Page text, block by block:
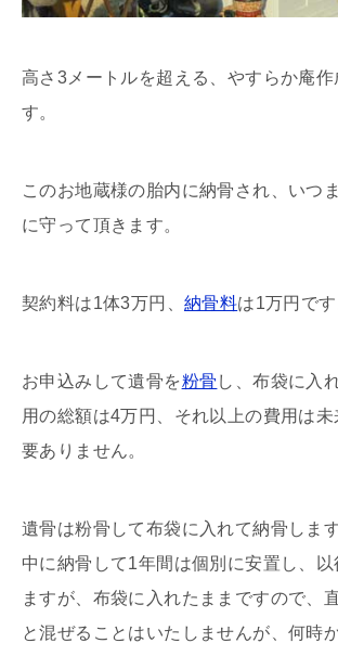
高さ3メートルを超える、やすらか庵
す。
このお地蔵様の胎内に納骨され、いつ
に守って頂きます。
契約料は1体3万円、 納骨料は1万円です
お申込みして遺骨を粉骨 し、布袋に入
用の総額は4万円、それ以上の費用は
要ありません。
遺骨は粉骨して布袋に入れて納骨しま
中に納骨して1年間は個別に安置し、以
ますが、布袋に入れたままですので、
と混ぜることはいたしませんが、何時